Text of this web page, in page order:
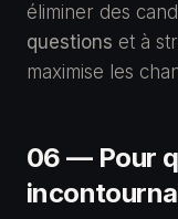
éliminer des
questions et à
maximise les
06 — Pour